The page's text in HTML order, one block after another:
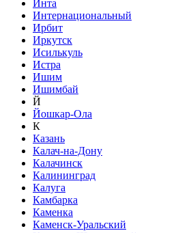
Инта
Интернациональный
Ирбит
Иркутск
Исилькуль
Истра
Ишим
Ишимбай
Й
Йошкар-Ола
К
Казань
Калач-на-Дону
Калачинск
Калининград
Калуга
Камбарка
Каменка
Каменск-Уральский